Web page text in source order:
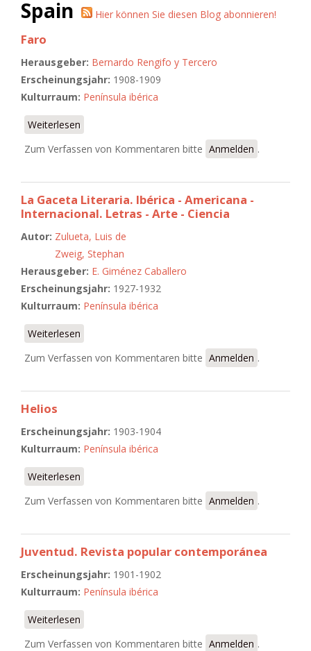
Spain Hier können Sie diesen Blog abonnieren!
Faro
Herausgeber: Bernardo Rengifo y Tercero
Erscheinungsjahr: 1908-1909
Kulturraum: Península ibérica
Weiterlesen
Zum Verfassen von Kommentaren bitte Anmelden .
La Gaceta Literaria. Ibérica - Americana -
Internacional. Letras - Arte - Ciencia
Autor: Zulueta, Luis de
Zweig, Stephan
Herausgeber: E. Giménez Caballero
Erscheinungsjahr: 1927-1932
Kulturraum: Península ibérica
Weiterlesen
Internacional. Letras - Arte - Ciencia
Zum Verfassen von Kommentaren bitte Anmelden .
Helios
Erscheinungsjahr: 1903-1904
Kulturraum: Península ibérica
Weiterlesen
Zum Verfassen von Kommentaren bitte Anmelden .
Juventud. Revista popular contemporánea
Erscheinungsjahr: 1901-1902
Kulturraum: Península ibérica
Weiterlesen
Zum Verfassen von Kommentaren bitte Anmelden .